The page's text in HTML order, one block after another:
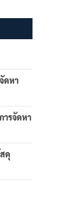
ดหา
ารจัดหา
ดุ